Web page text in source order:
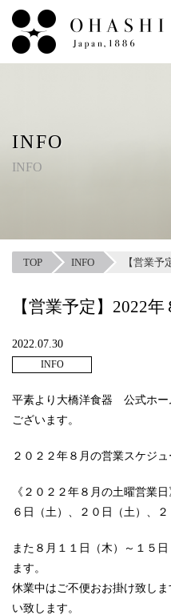
INFO
INFO
TOP INFO 【営業
【営業予定】2022
2022.07.30
INFO
平素より大橋洋食器 公式ホー
ございます。
２０２２年８月の営業スケジ
《２０２２年８月の土曜営業日
６日（土）、２０日（土）、
また８月１１日（木）～１５
ます。
休業中はご不便おお掛け致し
い致します。